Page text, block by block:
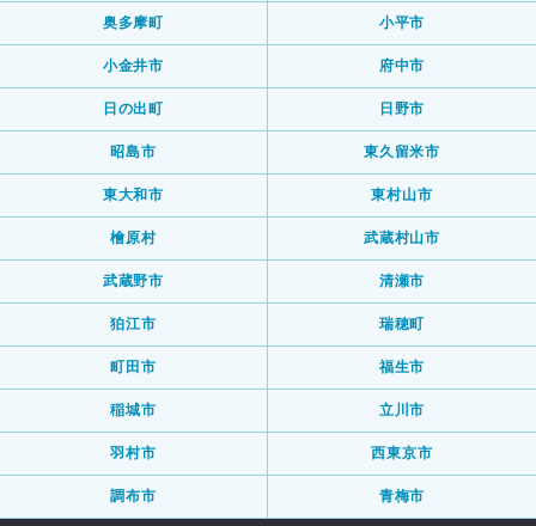
奥多摩町 小平市
小金井市 府中市
日の出町 日野市
昭島市 東久留米市
東大和市 東村山市
檜原村 武蔵村山市
武蔵野市 清瀬市
狛江市 瑞穂町
町田市 福生市
稲城市 立川市
羽村市 西東京市
調布市 青梅市